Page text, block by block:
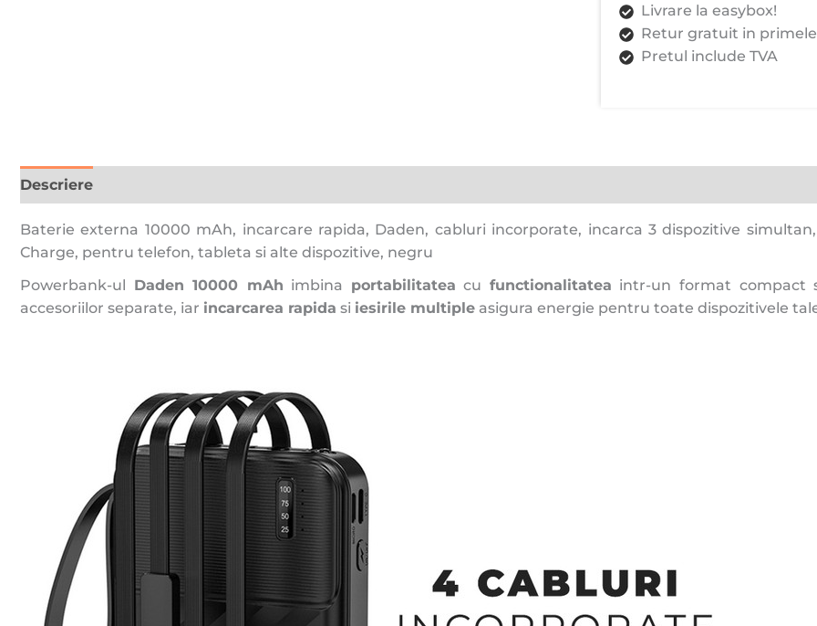
3
dispozitive
simultan,
Lightning,
QuickCharge
Livrare la easybox!
Retur gratuit in primele
Pretul include TVA
Descriere
Baterie externa 10000 mAh, incarcare rapida, Daden, cabluri incorporate, incarca 3 dispozitive simultan,
Charge, pentru telefon, tableta si alte dispozitive, negru
Powerbank-ul Daden 10000 mAh imbina portabilitatea cu functionalitatea intr-un format compact
accesoriilor separate, iar incarcarea rapida si iesirile multiple asigura energie pentru toate dispozitivele